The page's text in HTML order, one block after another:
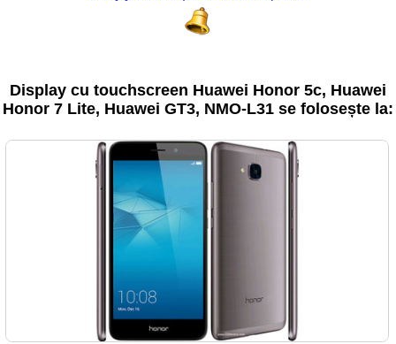
Display cu touchscreen Huawei Honor 5c, Huawei
Honor 7 Lite, Huawei GT3, NMO-L31 se folosește la: